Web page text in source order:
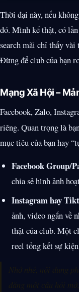
Thời đại này, nếu
đó. Mình kể thật, có
search mãi chỉ thấy
Đừng để club của bạn
Mạng Xã Hội –
Facebook, Zalo,
riêng. Quan trọng là
mục tiêu của bạn hay
Facebook Group/
chia sẻ hình ảnh
Instagram hay
ảnh, video ngắn về
thật của club. Một
reel tổng kết sự